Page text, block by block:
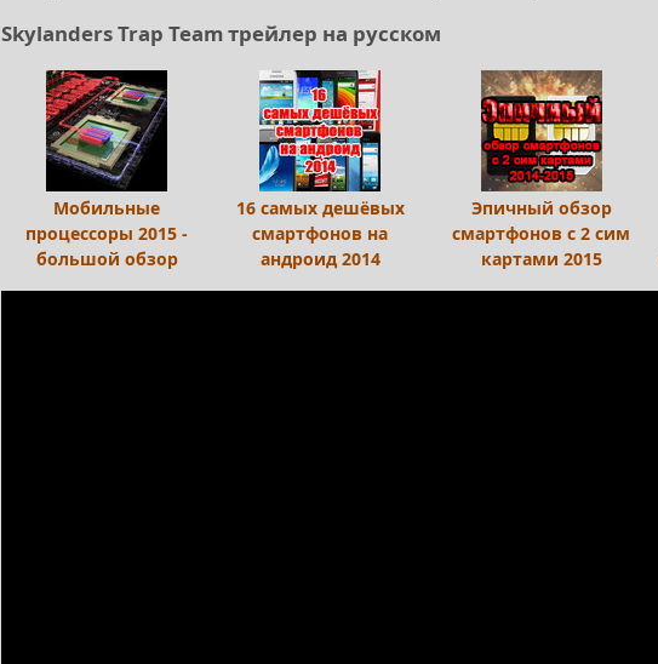
Skylanders Trap Team трейлер на русском
Мобильные
процессоры 2015 -
большой обзор
16 самых дешёвых
смартфонов на
андроид 2014
Эпичный обзор
смартфонов с 2 сим
картами 2015